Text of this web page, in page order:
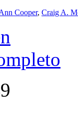
Cooper, Craig A.